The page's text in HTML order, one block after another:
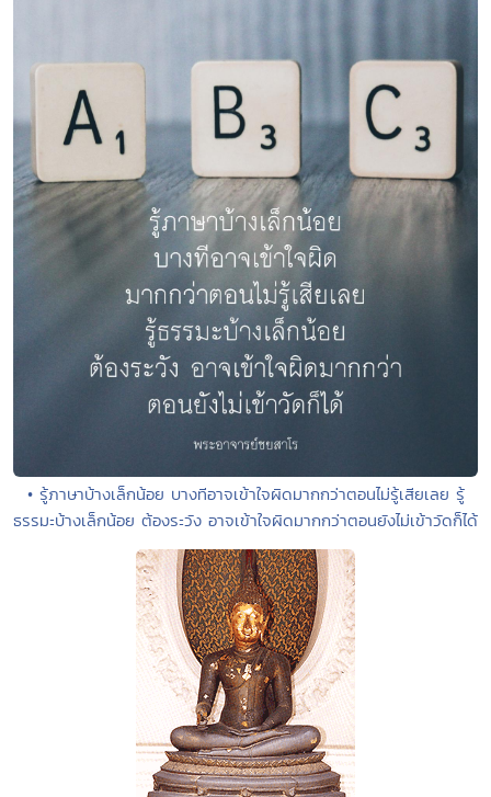
• รู้ภาษาบ้างเล็กน้อย บางทีอาจเข้าใจผิดมากกว่าตอนไม่รู้เสียเลย รู้
ธรรมะบ้างเล็กน้อย ต้องระวัง อาจเข้าใจผิดมากกว่าตอนยังไม่เข้าวัดก็ได้